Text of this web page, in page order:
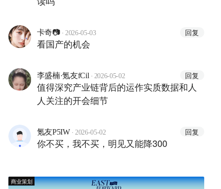
卡奇📷 · 2026-05-03 回复
看国产的机会
李盛楠·氪友fCil · 2026-05-02 回复
值得深究产业链背后的运作实质数据和人
人关注的开会细节
氪友P5IW · 2026-05-02 回复
你不买，我不买，明见又能降300
商业策划